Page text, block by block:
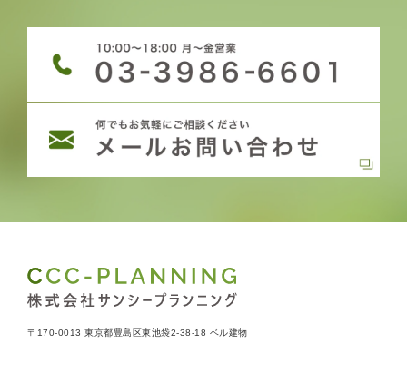
〒170-0013 東京都豊島区東池袋2-38-18 ベル建物